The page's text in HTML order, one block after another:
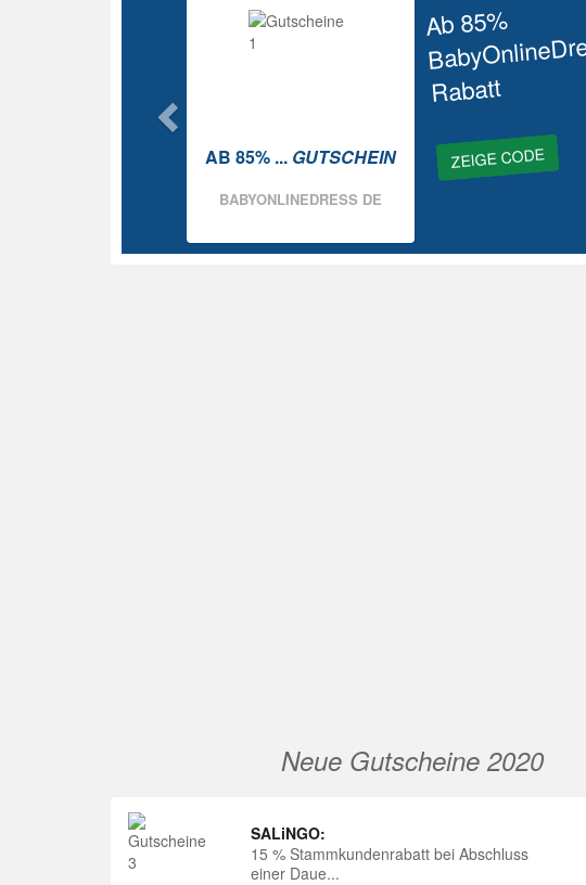
Ab 85%
Rabatt
ZEIGE CODE
AB 85% ... GUTSCHEIN
BABYONLINEDRESS DE
Neue Gutscheine 2020
SALiNGO:
15 % Stammkundenrabatt bei Abschluss
einer Daue...